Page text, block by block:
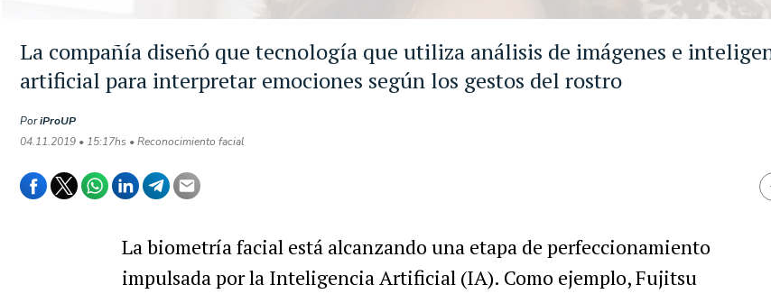
La compañía diseñó que tecnología que utiliza análisis de imágenes e
artificial para interpretar emociones según los gestos del rostro
PoriProUP
04.11.2019 • 15:17hs • Reconocimiento facial
La biometría facial está alcanzando una etapa de perfeccionamiento
impulsada por la Inteligencia Artificial (IA). Como ejemplo, Fujitsu